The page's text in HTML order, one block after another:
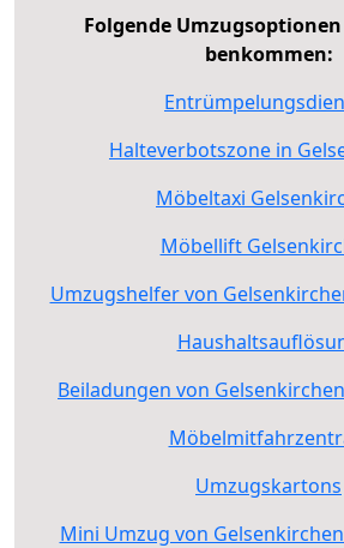
Folgende
benkommen:
Halteverbotszone in
Möbeltaxi
Möbellift
Umzugshelfer von
Beiladungen von
Umzugskartons
Mini Umzug von